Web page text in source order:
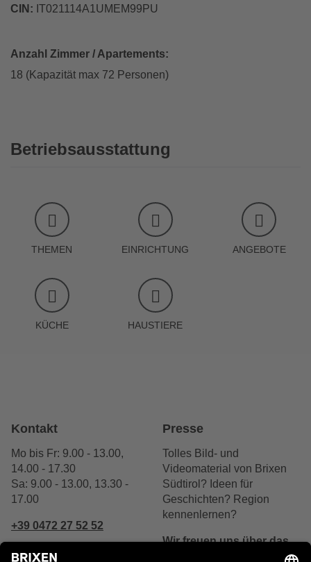
CIN: IT021114A1UMEM99PU
Anzahl Zimmer / Apartements:
18 (Kapazität max 72 Personen)
Betriebsausstattung
THEMEN EINRICHTUNG ANGEBOTE
KÜCHE HAUSTIERE
Kontakt
Mo bis Fr: 9.00 - 13.00,
14.00 - 17.30
Sa: 9.00 - 13.00, 13.30 -
17.00
+39 0472 27 52 52
Presse
Tolles Bild- und
Videomaterial von Brixen
Südtirol? Ideen für
Geschichten? Region
kennenlernen?
Wir freuen uns über das